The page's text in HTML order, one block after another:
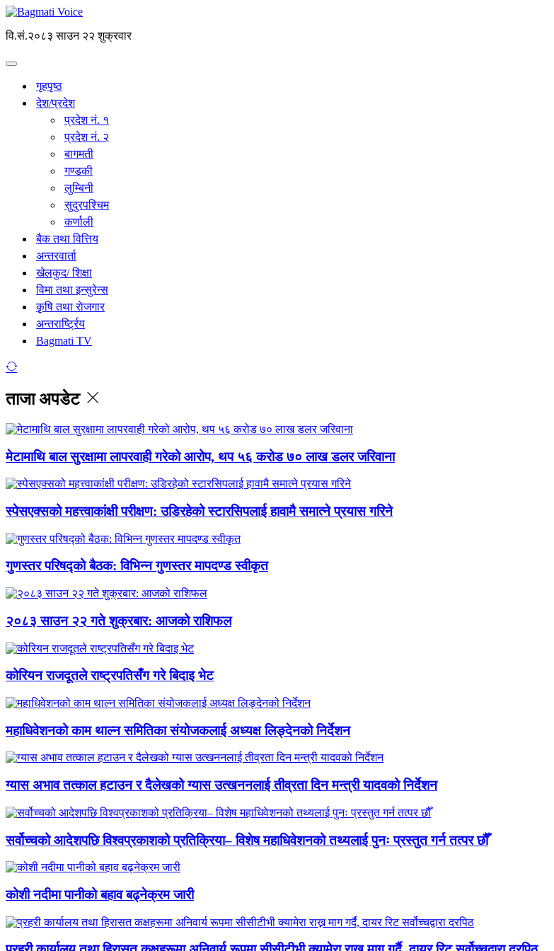
वि.सं.२०८३ साउन २२ शुक्रवार
गृहपृष्ठ
देश/प्रदेश
प्रदेश नं. १
प्रदेश नं. २
बागमती
गण्डकी
लुम्बिनी
सुदुरपश्चिम
कर्णाली
बैक तथा वित्तिय
अन्तरवार्ता
खेलकुद/ शिक्षा
विमा तथा इन्सुरेन्स
कृृषि तथा राेजगार
अन्तरार्ष्ट्रिय
Bagmati TV
ताजा अपडेट
मेटामाथि बाल सुरक्षामा लापरवाही गरेको आरोप, थप ५६ करोड ७० लाख डलर जरिवाना
स्पेसएक्सको महत्त्वाकांक्षी परीक्षण: उडिरहेको स्टारसिपलाई हावामै समात्ने प्रयास गरिने
गुणस्तर परिषद्को बैठक: विभिन्न गुणस्तर मापदण्ड स्वीकृत
२०८३ साउन २२ गते शुक्रबार: आजको राशिफल
कोरियन राजदूतले राष्ट्रपतिसँग गरे बिदाइ भेट
महाधिवेशनको काम थाल्न समितिका संयोजकलाई अध्यक्ष लिङ्देनको निर्देशन
ग्यास अभाव तत्काल हटाउन र दैलेखको ग्यास उत्खननलाई तीव्रता दिन मन्त्री यादवको निर्देशन
सर्वोच्चको आदेशपछि विश्वप्रकाशको प्रतिक्रिया– विशेष महाधिवेशनको तथ्यलाई पुनः प्रस्तुत गर्न तत्पर छौँ
कोशी नदीमा पानीको बहाव बढ्नेक्रम जारी